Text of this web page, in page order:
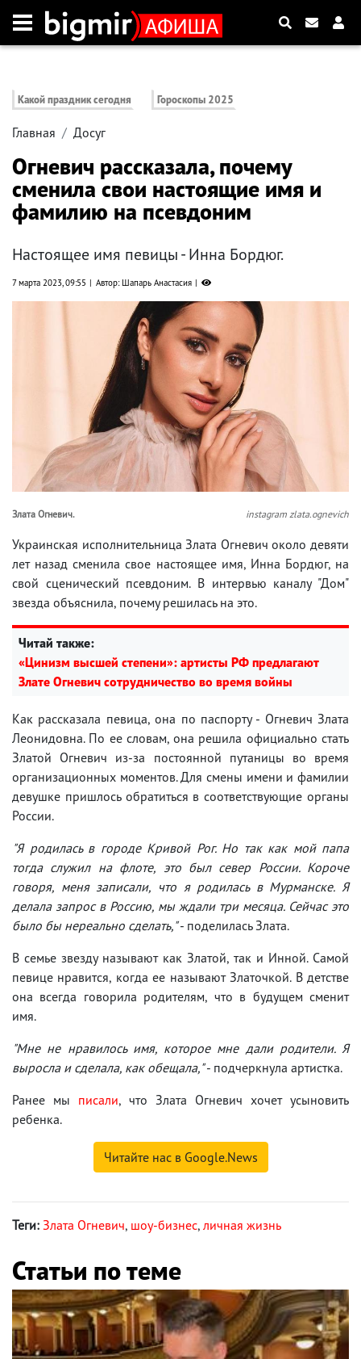
Какой праздник сегодня Гороскопы 2025
Главная Досуг
Огневич рассказала, почему
сменила свои настоящие имя и
фамилию на псевдоним
Настоящее имя певицы - Инна Бордюг.
7 марта 2023, 09:55 Автор: Шапарь Анастасия
Злата Огневич. instagram zlata.ognevich
Украинская исполнительница Злата Огневич около девяти
лет назад сменила свое настоящее имя, Инна Бордюг, на
свой сценический псевдоним. В интервью каналу "Дом"
звезда объяснила, почему решилась на это.
Читай также:
«Цинизм высшей степени»: артисты РФ предлагают
Злате Огневич сотрудничество во время войны
Как рассказала певица, она по паспорту - Огневич Злата
Леонидовна. По ее словам, она решила официально стать
Златой Огневич из-за постоянной путаницы во время
организационных моментов. Для смены имени и фамилии
девушке пришлось обратиться в соответствующие органы
России.
"Я родилась в городе Кривой Рог. Но так как мой папа
тогда служил на флоте, это был север России. Короче
говоря, меня записали, что я родилась в Мурманске. Я
делала запрос в Россию, мы ждали три месяца. Сейчас это
было бы нереально сделать,"- поделилась Злата.
В семье звезду называют как Златой, так и Инной. Самой
певице нравится, когда ее называют Златочкой. В детстве
она всегда говорила родителям, что в будущем сменит
имя.
"Мне не нравилось имя, которое мне дали родители. Я
выросла и сделала, как обещала,"- подчеркнула артистка.
Ранее мы писали, что Злата Огневич хочет усыновить
ребенка.
Читайте нас в Google.News
Теги: Злата Огневич, шоу-бизнес, личная жизнь
Статьи по теме